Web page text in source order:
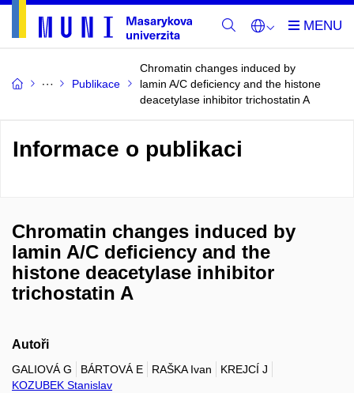
Publikace
Chromatin changes induced by
lamin A/C deficiency and the histone
deacetylase inhibitor trichostatin A
Informace o publikaci
Chromatin changes induced by
lamin A/C deficiency and the
histone deacetylase inhibitor
trichostatin A
Autoři
GALIOVÁ G BÁRTOVÁ E RAŠKA Ivan
KREJCÍ J
KOZUBEK Stanislav